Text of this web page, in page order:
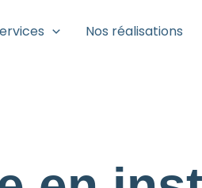
Nos réalisations